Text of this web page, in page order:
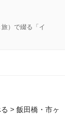
）で綴る「イ
> 飯田橋・市ヶ